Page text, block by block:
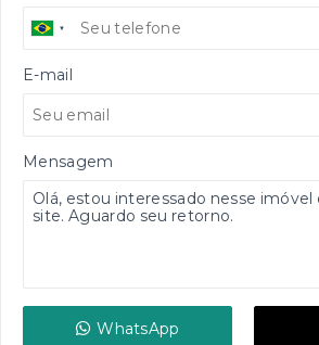
E-mail
Mensagem
WhatsApp